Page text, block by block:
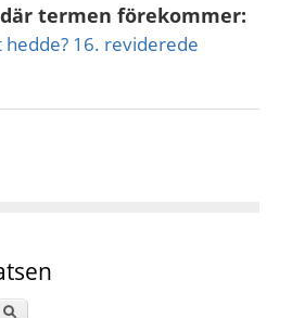
termen förekommer:
hedde? 16. reviderede